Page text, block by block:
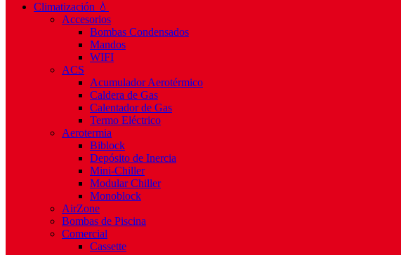
Climatización 💧
Accesorios
Bombas Condensados
Mandos
WIFI
ACS
Acumulador Aerotérmico
Caldera de Gas
Calentador de Gas
Termo Eléctrico
Aerotermia
Biblock
Depósito de Inercia
Mini-Chiller
Modular Chiller
Monoblock
AirZone
Bombas de Piscina
Comercial
Cassette